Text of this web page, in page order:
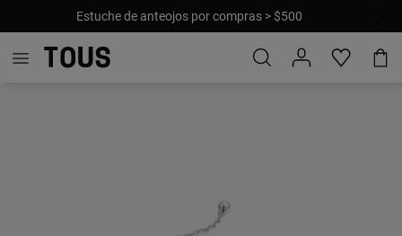
Estuche de anteojos por compras > $500